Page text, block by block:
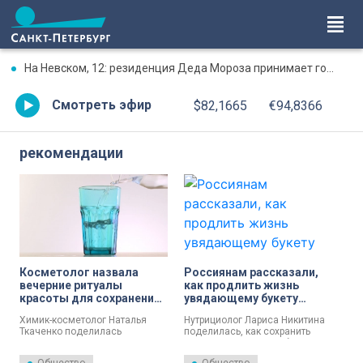
На Невском, 12: резиденция Деда Мороза принимает гостей в культурно-туристическом центре «Вологда»
Смотреть эфир $82,1665 €94,8366
рекомендации
Косметолог назвала
вечерние ритуалы
красоты для сохранения
Химик-косметолог Наталья
Ткаченко поделилась
за кожей для поддержания ее
Россиянам рассказали,
как продлить жизнь
увядающему букету
Нутрициолог Лариса Никитина
поделилась, как сохранить
подарить ему вторую жизнь.